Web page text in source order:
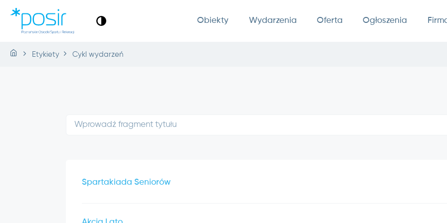
Obiekty Wydarzenia Oferta Ogłoszenia
Etykiety Cykl wydarzeń
Spartakiada Seniorów